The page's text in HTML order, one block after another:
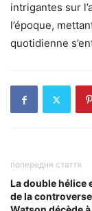
intrigantes sur
l’époque,
quotidienne
попередня стаття
La double hélice
de la